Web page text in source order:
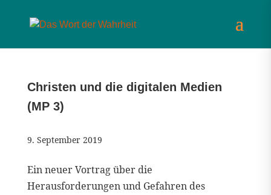
Christen und die digitalen Medien
(MP 3)
9. September 2019
Ein neuer Vortrag über die
Herausforderungen und Gefahren des